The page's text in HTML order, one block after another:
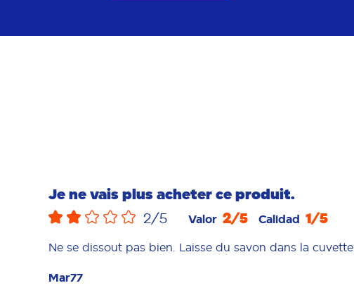
Je ne vais plus acheter ce produit.
2/5 Valor 2/5 Calidad 1/5
Ne se dissout pas bien. Laisse du savon dans la cuvette.
Mar77